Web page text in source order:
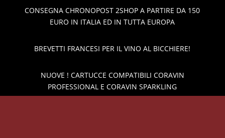
CONSEGNA CHRONOPOST 2SHOP A PARTIRE DA 150
EURO IN ITALIA ED IN TUTTA EUROPA
BREVETTI FRANCESI PER IL VINO AL BICCHIERE!
NUOVE ! CARTUCCE COMPATIBILI CORAVIN
PROFESSIONAL E CORAVIN SPARKLING